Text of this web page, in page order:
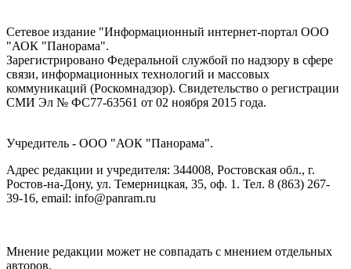
Сетевое издание "Информационный интернет-портал ООО
"АОК "Панорама".
Зарегистрировано Федеральной службой по надзору в сфере
связи, информационных технологий и массовых
коммуникаций (Роскомнадзор). Cвидетельство о регистрации
СМИ Эл № ФС77-63561 от 02 ноября 2015 года.
Учредитель - ООО "АОК "Панорама".
Адрес редакции и учредителя: 344008, Ростовская обл., г.
Ростов-на-Дону, ул. Темерницкая, 35, оф. 1. Тел. 8 (863) 267-
39-16, email: info@panram.ru
Мнение редакции может не совпадать с мнением отдельных
авторов.